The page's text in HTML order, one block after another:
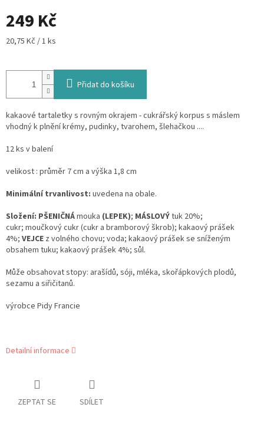
249 Kč
Měrná
20,75 Kč / 1 ks
Přidat do košíku
kakaové tartaletky s rovným okrajem - cukrářský korpus s máslem
vhodný k plnění krémy, pudinky, tvarohem, šlehačkou ....
12 ks v balení
velikost : průměr 7 cm a výška 1,8 cm
Minimální trvanlivost: uvedena na obale.
Složení: PŠENIČNÁmouka (LEPEK); MÁSLOVÝtuk 20%;
cukr; moučkový cukr (cukr a bramborový škrob); kakaový prášek
4%; VEJCE z volného chovu; voda; kakaový prášek se sníženým
obsahem tuku; kakaový prášek 4%; sůl.
Může obsahovat stopy: arašídů, sóji, mléka, skořápkových plodů,
sezamu a siřičitanů.
výrobce Pidy Francie
Detailní informace
ZEPTAT SE SDÍLET